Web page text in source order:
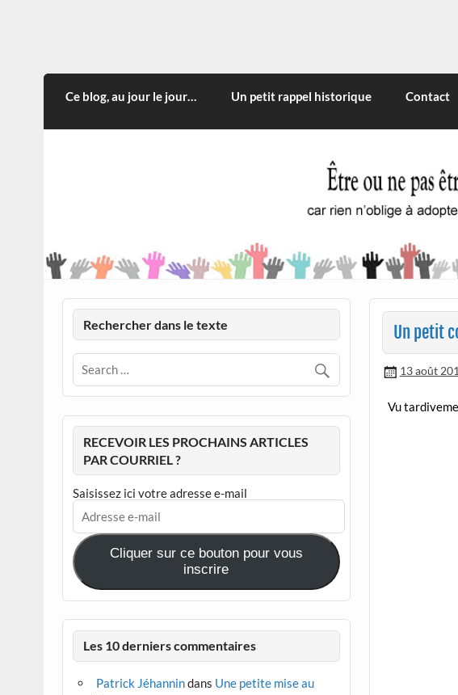
CITOYEN D'ILLE-ET-VILAINE
Ce blog, au jour le jour… Un petit rappel historique Contact
Un petit
13 août
Vu
Rechercher dans le texte
RECEVOIR LES PROCHAINS ARTICLES
PAR COURRIEL ?
Saisissez ici votre adresse e-mail
Adresse
e-
mail
Cliquer sur ce bouton pour vous
inscrire
Les 10 derniers commentaires
Patrick Jéhannindans Une petite mise au